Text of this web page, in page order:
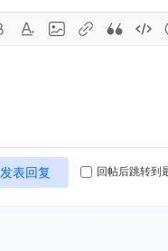
发表回复 回帖后跳转到